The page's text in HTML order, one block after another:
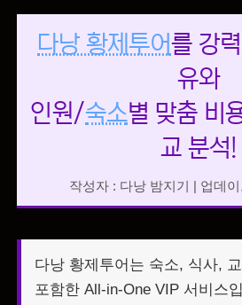
다낭 황제투어를 강
유와
인원/숙소별 맞춤 비
교 분석!
작성자 : 다낭 밤지기 | 업데
다낭 황제투어는 숙소, 식사,
포함한 All-in-One VIP 서비스